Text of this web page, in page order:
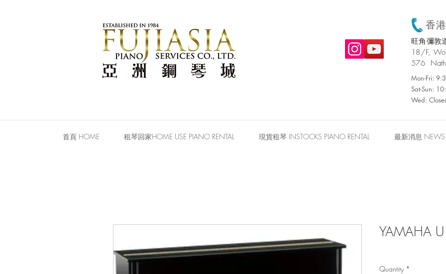
香
旺角彌敦
​18/F,
576
Mon-Fri:
Sat-Sun:
Wed:
首頁 HOME 租琴回家HOME USE PIANO RENTAL 現貨租琴 INSTOCKS PIANO RENTAL 最新消息 NEWS
YAMAHA
Quantity *